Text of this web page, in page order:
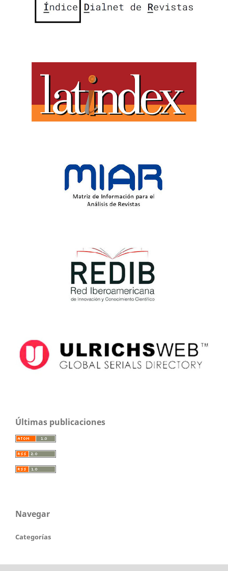
Últimas publicaciones
Navegar
Categorías